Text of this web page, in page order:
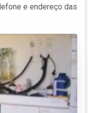
e endereço das